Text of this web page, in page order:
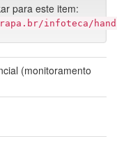
para este item:
infoteca/
(monitoramento